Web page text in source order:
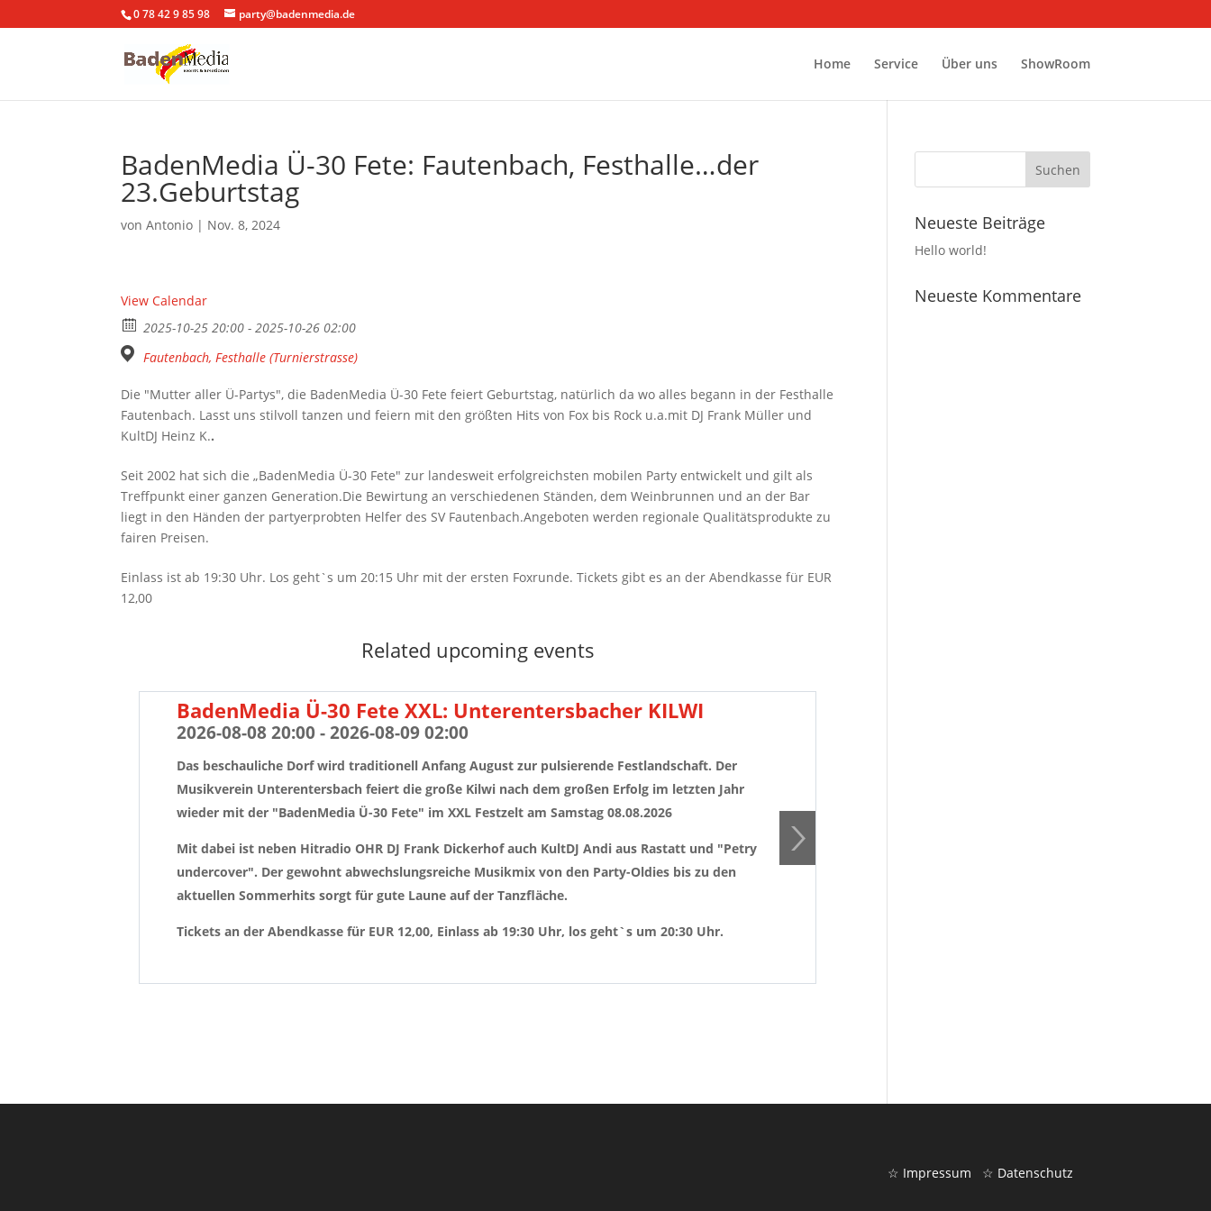
0 78 42 9 85 98 party@badenmedia.de
Home Service Über uns ShowRoom
BadenMedia Ü-30 Fete: Fautenbach, Festhalle…der
23.Geburtstag
vonAntonio | Nov. 8, 2024
View Calendar
2025-10-25 20:00 - 2025-10-26 02:00
Fautenbach, Festhalle (Turnierstrasse)
Die "Mutter aller Ü-Partys", die BadenMedia Ü-30 Fete feiert Geburtstag, natürlich da wo alles begann in der Festhalle
Fautenbach. Lasst uns stilvoll tanzen und feiern mit den größten Hits von Fox bis Rock u.a.mit DJ Frank Müller und
KultDJ Heinz K..
Seit 2002 hat sich die „BadenMedia Ü-30 Fete" zur landesweit erfolgreichsten mobilen Party entwickelt und gilt als
Treffpunkt einer ganzen Generation.Die Bewirtung an verschiedenen Ständen, dem Weinbrunnen und an der Bar
liegt in den Händen der partyerprobten Helfer des SV Fautenbach.Angeboten werden regionale Qualitätsprodukte zu
fairen Preisen.
Einlass ist ab 19:30 Uhr. Los geht`s um 20:15 Uhr mit der ersten Foxrunde. Tickets gibt es an der Abendkasse für EUR
12,00
Related upcoming events
BadenMedia Ü-30 Fete XXL: Unterentersbacher KILWI
2026-08-08 20:00 - 2026-08-09 02:00
Das beschauliche Dorf wird traditionell Anfang August zur pulsierende Festlandschaft. Der
Musikverein Unterentersbach feiert die große Kilwi nach dem großen Erfolg im letzten Jahr
wieder mit der "BadenMedia Ü-30 Fete" im XXL Festzelt am Samstag 08.08.2026
Mit dabei ist neben Hitradio OHR DJ Frank Dickerhof auch KultDJ Andi aus Rastatt und "Petry
undercover". Der gewohnt abwechslungsreiche Musikmix von den Party-Oldies bis zu den
aktuellen Sommerhits sorgt für gute Laune auf der Tanzfläche.
Tickets an der Abendkasse für EUR 12,00, Einlass ab 19:30 Uhr, los geht`s um 20:30 Uhr.
Neueste Beiträge
Hello world!
Neueste Kommentare
☆ Impressum ☆ Datenschutz